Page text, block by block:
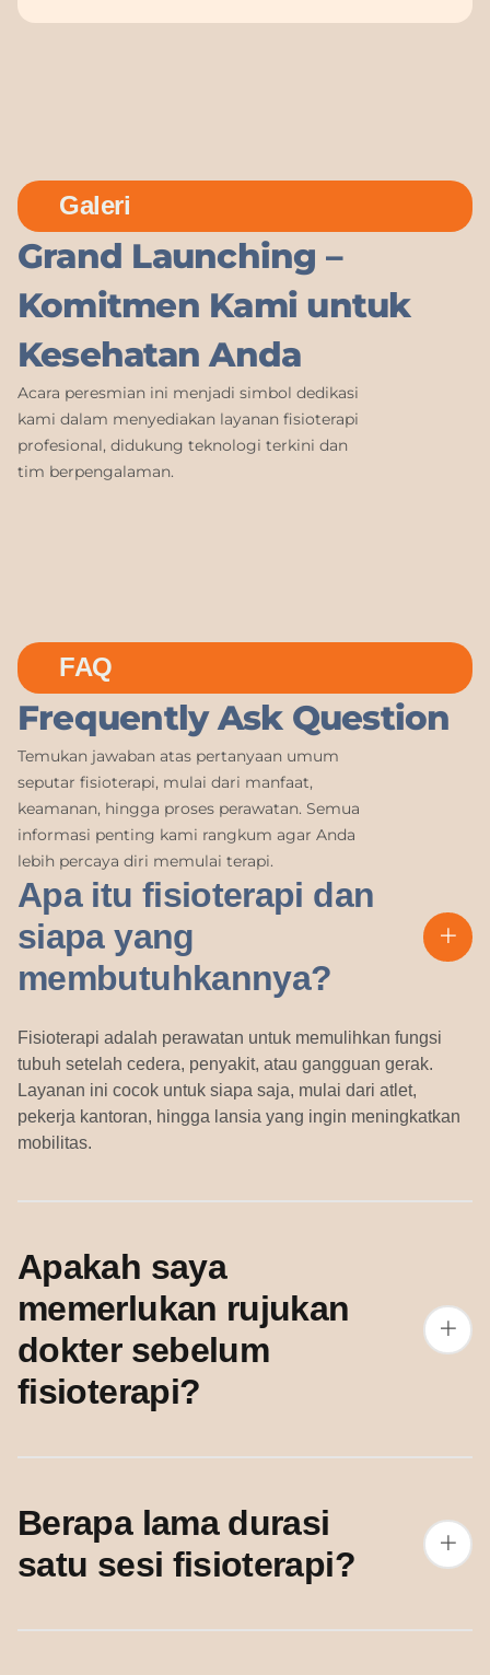
Galeri
Grand Launching –
Komitmen Kami untuk
Kesehatan Anda
Acara peresmian ini menjadi simbol dedikasi
kami dalam menyediakan layanan fisioterapi
profesional, didukung teknologi terkini dan
tim berpengalaman.
FAQ
Frequently Ask Question
Temukan jawaban atas pertanyaan umum
seputar fisioterapi, mulai dari manfaat,
keamanan, hingga proses perawatan. Semua
informasi penting kami rangkum agar Anda
lebih percaya diri memulai terapi.
Apa itu fisioterapi dan
siapa yang
membutuhkannya?
Fisioterapi adalah perawatan untuk memulihkan fungsi
tubuh setelah cedera, penyakit, atau gangguan gerak.
Layanan ini cocok untuk siapa saja, mulai dari atlet,
pekerja kantoran, hingga lansia yang ingin meningkatkan
mobilitas.
Apakah saya
memerlukan rujukan
dokter sebelum
fisioterapi?
Berapa lama durasi
satu sesi fisioterapi?